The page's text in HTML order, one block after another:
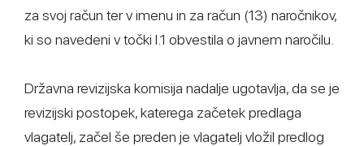
za svoj račun ter v imenu in za račun (13) naročnikov,
ki so navedeni v točki I.1 obvestila o javnem naročilu.
Državna revizijska komisija nadalje ugotavlja, da se je
revizijski postopek, katerega začetek predlaga
vlagatelj, začel še preden je vlagatelj vložil predlog